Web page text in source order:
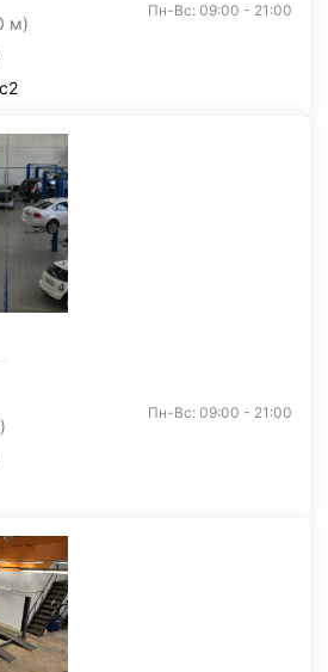
м)
Пн-Вс: 09:00 - 21:00
Пн-Вс: 09:00 - 21:00